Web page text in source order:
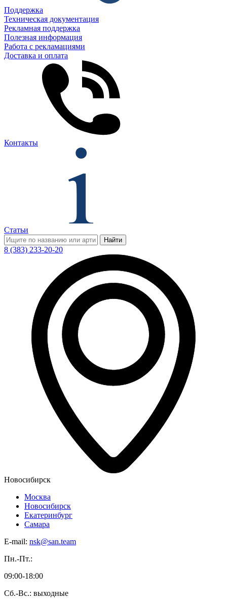
Поддержка
Техническая документация
Рекламная поддержка
Полезная информация
Работа с рекламациями
Доставка и оплата
Контакты
Статьи
Найти
8 (383) 233-20-20
Новосибирск
Москва
Новосибирск
Екатеринбург
Самара
E-mail: nsk@san.team
Пн.-Пт.:
09:00-18:00
Сб.-Вс.: выходные